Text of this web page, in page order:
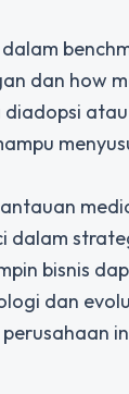
dan how
bisnis
dan